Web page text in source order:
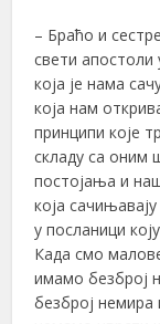
– Браћо и
свети апостоли
која је нама
која нам
принципи које
складу са оним
постојања и
која
у посланици
Када смо
имамо безброј
безброј немира